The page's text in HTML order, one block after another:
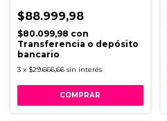
$88.999,98
$80.099,98 con
Transferencia o depósito
bancario
3 x $29.666,66 sin interés